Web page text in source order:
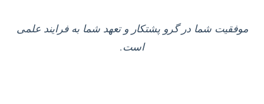
موفقیت شما در گرو پشتکار و تعهد شما به فرایند علمی
است.